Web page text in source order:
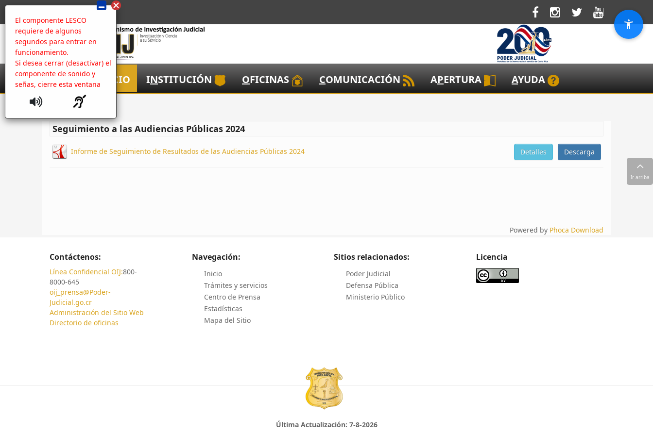
El componente LESCO
requiere de algunos
segundos para entrar en
funcionamiento.
Si desea cerrar (desactivar) el
componente de sonido y
señas, cierre esta ventana
NICIO INSTITUCIÓN OFICINAS COMUNICACIÓN APERTURA AYUDA
Inicio
Seguimiento a las Audiencias Públicas 2024
Informe de Seguimiento de Resultados de las Audiencias Públicas 2024 Descarga
Detalles
Powered by Phoca Download
Contáctenos:
Línea Confidencial OIJ:800-
8000-645
oij_prensa@Poder-
Judicial.go.cr
Administración del Sitio Web
Directorio de oficinas
Navegación:
Inicio
Trámites y servicios
Centro de Prensa
Estadísticas
Mapa del Sitio
Sitios relacionados:
Poder Judicial
Defensa Pública
Ministerio Público
Licencia
Última Actualización: 7-8-2026
Ir arriba